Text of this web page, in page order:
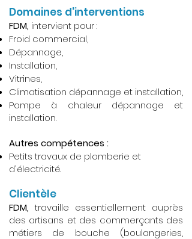
Domaines d'interventions
FDM, intervient pour :
Froid commercial,
Dépannage,
Installation,
Vitrines,
Climatisation dépannage et installation,
Pompe à chaleur dépannage et
installation.
Autres compétences :
Petits travaux de plomberie et
d'électricité.
Clientèle
FDM, travaille essentiellement auprès
des artisans et des commerçants des
métiers de bouche (boulangeries,